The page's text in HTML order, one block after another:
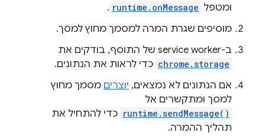
ומטפל runtime.onMessage
.
מוסיפים שגרת המרה למסמך מחוץ למסך.
ב-service worker של התוסף, בודקים את
chrome.storage כדי לראות את הנתונים.
אם הנתונים לא נמצאים, יוצרים מסמך מחוץ
למסך ומתקשרים אל
runtime.sendMessage() כדי להתחיל את
תהליך ההמרה.